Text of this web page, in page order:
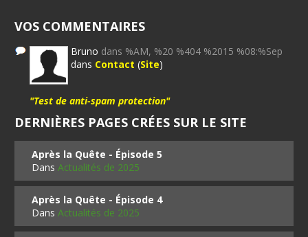
VOS COMMENTAIRES
Bruno dans %AM, %20 %404 %2015 %08:%Sep
dans Contact (Site)
"Test de anti-spam protection"
DERNIÈRES PAGES CRÉES SUR LE SITE
Après la Quête - Épisode 5
DansActualités de 2025
Après la Quête - Épisode 4
DansActualités de 2025